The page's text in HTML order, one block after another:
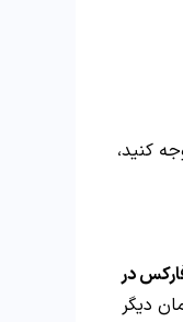
کنید،
در
دیگر